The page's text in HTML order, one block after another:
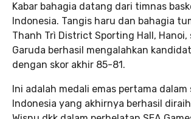
Kabar bahagia datang dari timnas
Indonesia. Tangis haru dan bahagia
Thanh Trì District Sporting Hall, Hanoi,
Garuda berhasil mengalahkan
dengan skor akhir 85-81.
Ini adalah medali emas pertama dalam
Indonesia yang akhirnya berhasil